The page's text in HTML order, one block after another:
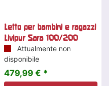
Letto per bambini e ragazzi
Livipur Sara 100/200
Attualmente non
disponibile
479,99 € *